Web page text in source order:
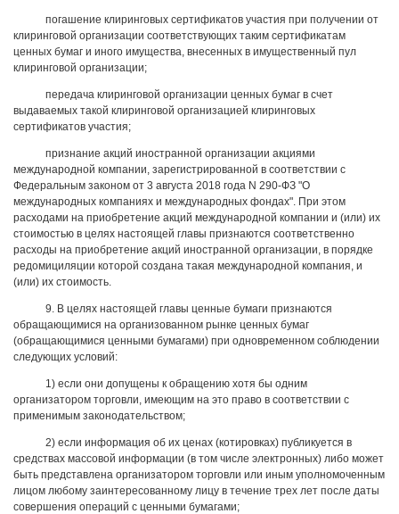
погашение клиринговых сертификатов участия при получении от
клиринговой организации соответствующих таким сертификатам
ценных бумаг и иного имущества, внесенных в имущественный пул
клиринговой организации;
передача клиринговой организации ценных бумаг в счет
выдаваемых такой клиринговой организацией клиринговых
сертификатов участия;
признание акций иностранной организации акциями
международной компании, зарегистрированной в соответствии с
Федеральным законом от 3 августа 2018 года N 290-ФЗ "О
международных компаниях и международных фондах". При этом
расходами на приобретение акций международной компании и (или) их
стоимостью в целях настоящей главы признаются соответственно
расходы на приобретение акций иностранной организации, в порядке
редомициляции которой создана такая международной компания, и
(или) их стоимость.
9. В целях настоящей главы ценные бумаги признаются
обращающимися на организованном рынке ценных бумаг
(обращающимися ценными бумагами) при одновременном соблюдении
следующих условий:
1) если они допущены к обращению хотя бы одним
организатором торговли, имеющим на это право в соответствии с
применимым законодательством;
2) если информация об их ценах (котировках) публикуется в
средствах массовой информации (в том числе электронных) либо может
быть представлена организатором торговли или иным уполномоченным
лицом любому заинтересованному лицу в течение трех лет после даты
совершения операций с ценными бумагами;